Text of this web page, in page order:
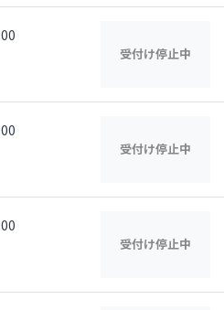
受付け停止中
受付け停止中
受付け停止中